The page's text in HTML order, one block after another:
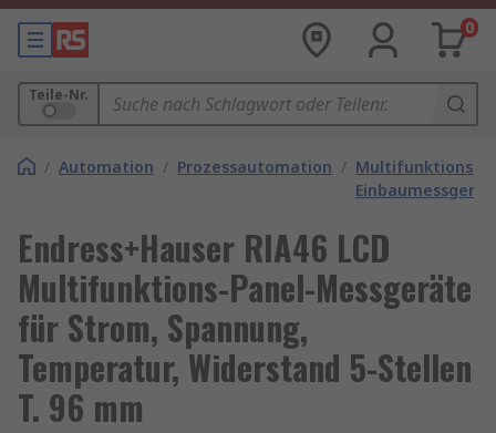
0
Teile-Nr.
/ Automation / Prozessautomation / Multifunktions-
Endress+Hauser RIA46 LCD
Multifunktions-Panel-Messgeräte
für Strom, Spannung,
Temperatur, Widerstand 5-Stellen
T. 96 mm